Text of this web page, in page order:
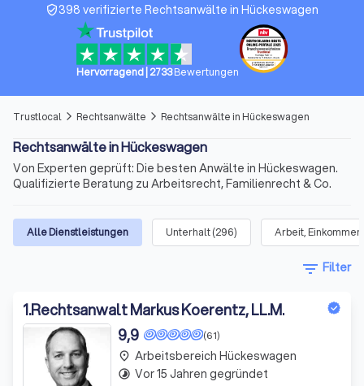
verified_user398 verifizierte Rechtsanwälte in Hückeswagen
Hervorragend| 2733 Bewertungen
Trustlocal arrow_forward_ios Rechtsanwälte arrow_forward_ios Rechtsanwälte in Hückeswagen
Rechtsanwälte in Hückeswagen
Von Experten geprüft: Die besten Anwälte in Hückeswagen.
Qualifizierte Beratung zu Arbeitsrecht, Familienrecht & Co.
Alle Dienstleistungen Unterhalt(296) Arbeit,
filter_list Filter
1.Rechtsanwalt Markus Koerentz, LL.M.
(61)
9,9
place Arbeitsbereich Hückeswagen
timelapse Vor 15 Jahren gegründet